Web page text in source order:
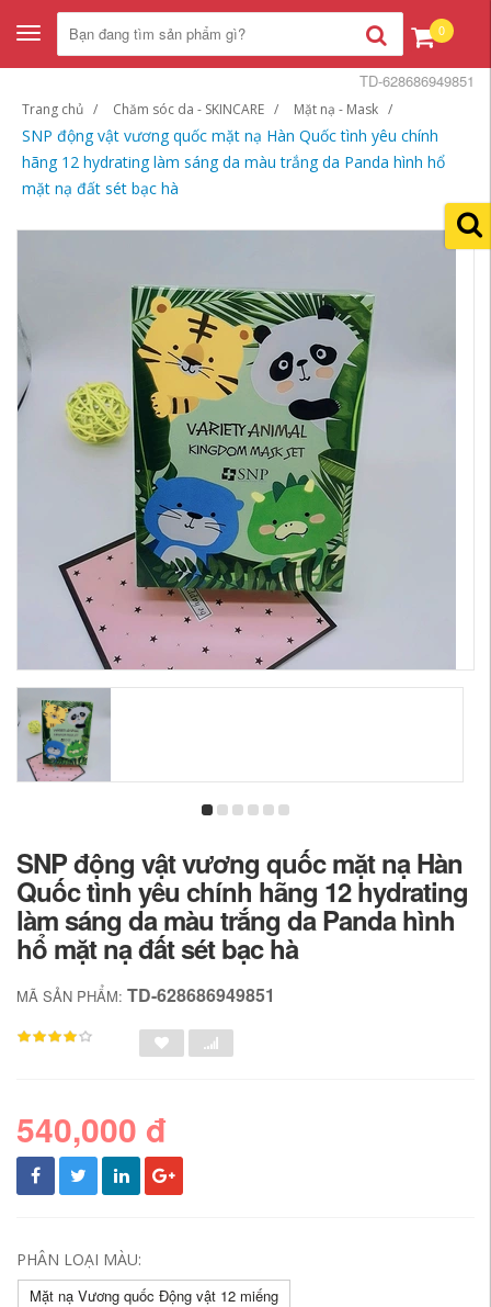
Toggle
navigation
0
Trang chủ Chăm sóc da - SKINCARE Mặt nạ - Mask
SNP động vật vương quốc mặt nạ Hàn Quốc tình yêu chính
hãng 12 hydrating làm sáng da màu trắng da Panda hình hổ
mặt nạ đất sét bạc hà
TD-628686949851
SNP động vật vương quốc mặt nạ Hàn
Quốc tình yêu chính hãng 12 hydrating
làm sáng da màu trắng da Panda hình
hổ mặt nạ đất sét bạc hà
MÃ SẢN PHẨM: TD-628686949851
540,000 đ
PHÂN LOẠI MÀU:
Mặt nạ Vương quốc Động vật 12 miếng